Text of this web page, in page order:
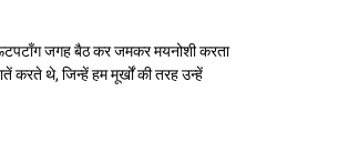
जगह बैठ कर जमकर मयनोशी करता
करते थे, जिन्हें हम मूर्खों की तरह उन्हें